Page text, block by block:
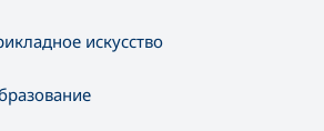
искусство